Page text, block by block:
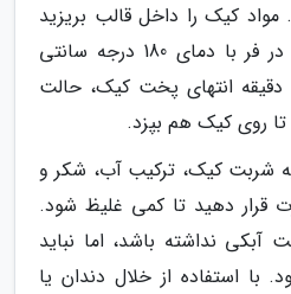
مواد کیک را داخل قالب بریزید
و به مدت 45 دقیقه در فر با دمای 180 درجه سانتی
گراد قرار دهید. در 5 دقیقه انتهای پخت کیک، حالت
تا روی کیک هم بپزد.
شربت کیک، ترکیب آب، شکر و
قرار دهید تا کمی غلیظ شود.
آبکی نداشته باشد، اما نباید
استفاده از خلال دندان یا